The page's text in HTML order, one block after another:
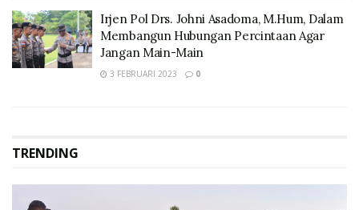
Irjen Pol Drs. Johni Asadoma, M.Hum, Dalam
Membangun Hubungan Percintaan Agar
Jangan Main-Main
3 FEBRUARI 2023 0
TRENDING